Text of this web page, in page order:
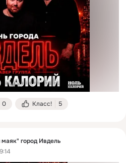
0 Класс! 5
город Ивдель